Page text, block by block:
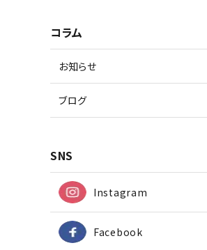
コラム
お知らせ
ブログ
SNS
Instagram
Facebook